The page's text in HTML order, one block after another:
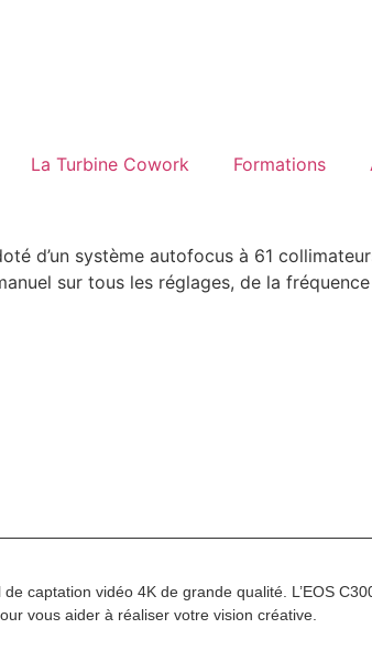
La Turbine Cowork Formations
d’un système autofocus à 61
sur tous les réglages, de la
captation vidéo 4K de grande qualité. L’EOS
vous aider à réaliser votre vision créative.